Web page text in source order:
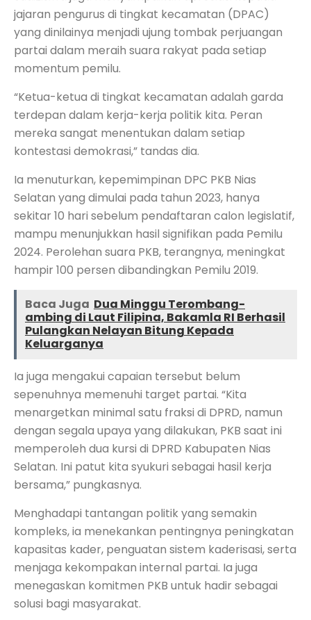
jajaran pengurus di tingkat kecamatan (DPAC)
yang dinilainya menjadi ujung tombak perjuangan
partai dalam meraih suara rakyat pada setiap
momentum pemilu.
“Ketua-ketua di tingkat kecamatan adalah garda
terdepan dalam kerja-kerja politik kita. Peran
mereka sangat menentukan dalam setiap
kontestasi demokrasi,” tandas dia.
Ia menuturkan, kepemimpinan DPC PKB Nias
Selatan yang dimulai pada tahun 2023, hanya
sekitar 10 hari sebelum pendaftaran calon legislatif,
mampu menunjukkan hasil signifikan pada Pemilu
2024. Perolehan suara PKB, terangnya, meningkat
hampir 100 persen dibandingkan Pemilu 2019.
Baca Juga Dua Minggu Terombang-
ambing di Laut Filipina, Bakamla RI Berhasil
Pulangkan Nelayan Bitung Kepada
Keluarganya
Ia juga mengakui capaian tersebut belum
sepenuhnya memenuhi target partai. “Kita
menargetkan minimal satu fraksi di DPRD, namun
dengan segala upaya yang dilakukan, PKB saat ini
memperoleh dua kursi di DPRD Kabupaten Nias
Selatan. Ini patut kita syukuri sebagai hasil kerja
bersama,” pungkasnya.
Menghadapi tantangan politik yang semakin
kompleks, ia menekankan pentingnya peningkatan
kapasitas kader, penguatan sistem kaderisasi, serta
menjaga kekompakan internal partai. Ia juga
menegaskan komitmen PKB untuk hadir sebagai
solusi bagi masyarakat.